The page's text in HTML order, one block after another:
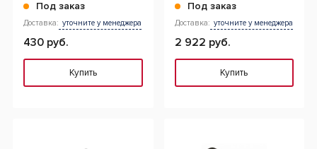
Под заказ
Доставка: уточните у менеджера
430 руб.
Купить
Под заказ
Доставка: уточните у менеджера
2 922 руб.
Купить